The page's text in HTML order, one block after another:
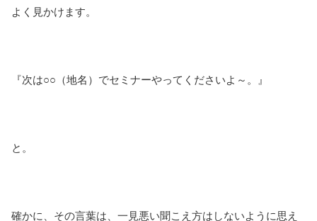
よく見かけます。
『次は○○（地名）でセミナーやってくださいよ～。』
と。
確かに、その言葉は、一見悪い聞こえ方はしないように思え